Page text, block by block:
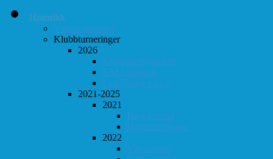
Historikk
Vinner-oversikt
Klubbturneringer
2026
Klubbmesterskapet
KM Lynsjakk
Lyn/Hurtig våren
2021-2025
2021
Høst-konrad
Høstturneringen
2022
Vår-konrad